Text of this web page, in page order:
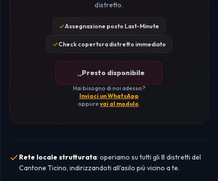
distretto.
Assegnazione posto Last-Minute
Check copertura distretto immediato
Presto disponibile
Hai bisogno di noi adesso?
Inviaci un WhatsApp
oppurevai al modulo.
Rete locale strutturata: operiamo su tutti gli 8 distretti del
Cantone Ticino, indirizzandoti all'asilo più vicino a te.